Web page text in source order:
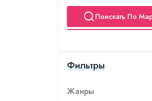
Поискать По
Фильтры
Жанры